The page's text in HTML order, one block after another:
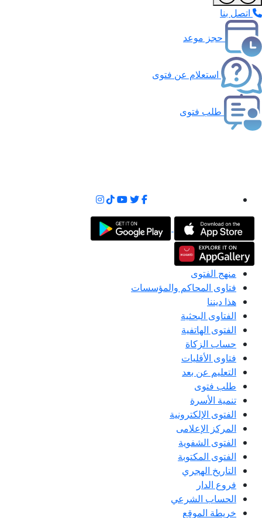
اتصل بنا
حجز موعد
استعلام عن فتوى
طلب فتوى
منهج الفتوى
فتاوى المحاكم والمؤسسات
هذا ديننا
الفتاوى البحثية
الفتوى الهاتفية
حساب الزكاة
فتاوى الأقليات
التعليم عن بعد
طلب فتوى
تنمية الأسرة
الفتوى الإلكترونية
المركز الإعلامى
الفتوى الشفوية
الفتوى المكتوبة
التاريخ الهجري
فروع الدار
الحساب الشرعي
خريطة الموقع